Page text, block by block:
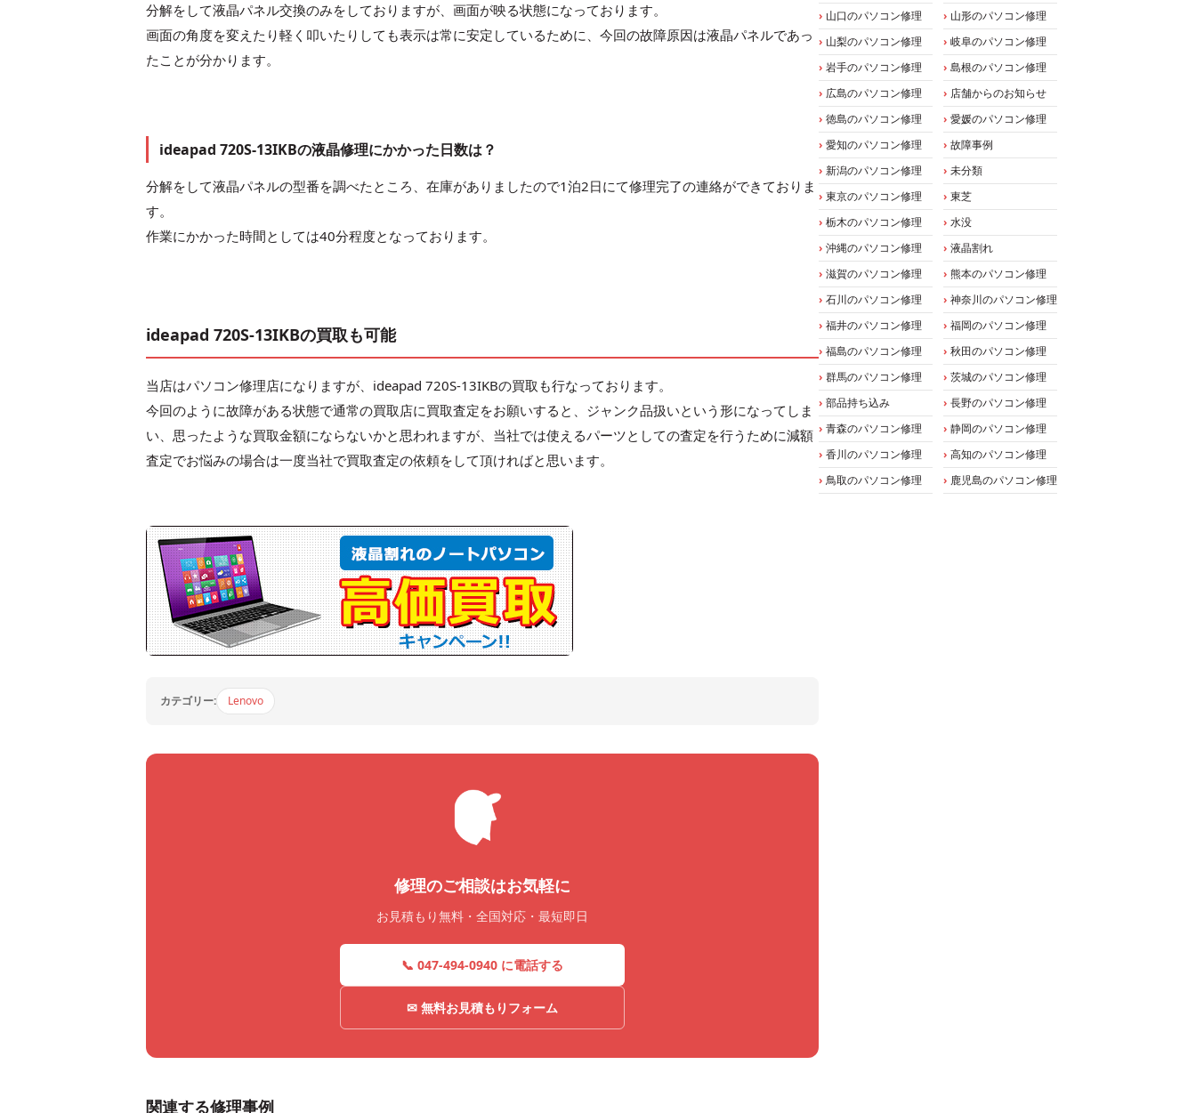
分解をして液晶パネル交換のみをしておりますが、画面が映る状態になっております。
画面の角度を変えたり軽く叩いたりしても表示は常に安定しているために、今回の故障原因は液晶パネルであっ
たことが分かります。
ideapad 720S-13IKBの液晶修理にかかった日数は？
分解をして液晶パネルの型番を調べたところ、在庫がありましたので1泊2日にて修理完了の連絡ができておりま
す。
作業にかかった時間としては40分程度となっております。
ideapad 720S-13IKBの買取も可能
当店はパソコン修理店になりますが、ideapad 720S-13IKBの買取も行なっております。
今回のように故障がある状態で通常の買取店に買取査定をお願いすると、ジャンク品扱いという形になってしま
い、思ったような買取金額にならないかと思われますが、当社では使えるパーツとしての査定を行うために減額
査定でお悩みの場合は一度当社で買取査定の依頼をして頂ければと思います。
カテゴリー: Lenovo
修理のご相談はお気軽に
お見積もり無料・全国対応・最短即日
📞 047-494-0940 に電話する
✉ 無料お見積もりフォーム
関連する修理事例
山口のパソコン修理
山形のパソコン修理
山梨のパソコン修理
岐阜のパソコン修理
岩手のパソコン修理
島根のパソコン修理
広島のパソコン修理
店舗からのお知らせ
徳島のパソコン修理
愛媛のパソコン修理
愛知のパソコン修理
故障事例
新潟のパソコン修理
未分類
東京のパソコン修理
東芝
栃木のパソコン修理
水没
沖縄のパソコン修理
液晶割れ
滋賀のパソコン修理
熊本のパソコン修理
石川のパソコン修理
神奈川のパソコン修理
福井のパソコン修理
福岡のパソコン修理
福島のパソコン修理
秋田のパソコン修理
群馬のパソコン修理
茨城のパソコン修理
部品持ち込み
長野のパソコン修理
青森のパソコン修理
静岡のパソコン修理
香川のパソコン修理
高知のパソコン修理
鳥取のパソコン修理
鹿児島のパソコン修理